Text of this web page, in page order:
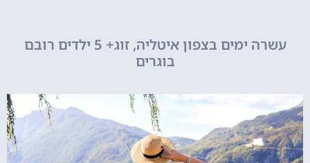
עשרה ימים בצפון איטליה, זוג+ 5 ילדים רובם
בוגרים